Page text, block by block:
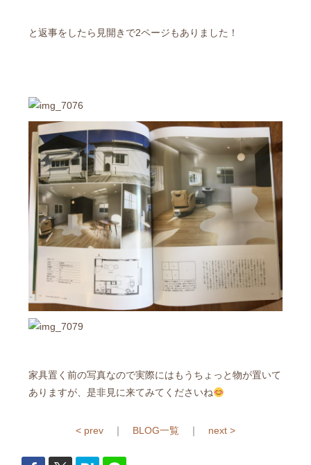
と返事をしたら見開きで2ページもありました！
家具置く前の写真なので実際にはもうちょっと物が置いて
ありますが、是非見に来てみてくださいね
< prev ｜ BLOG一覧 ｜ next >